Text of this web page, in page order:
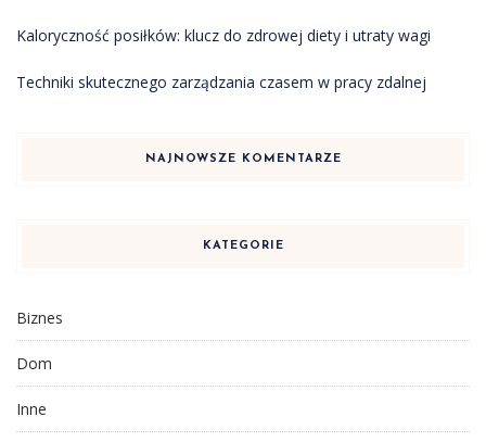
Kaloryczność posiłków: klucz do zdrowej diety i utraty wagi
Techniki skutecznego zarządzania czasem w pracy zdalnej
NAJNOWSZE KOMENTARZE
KATEGORIE
Biznes
Dom
Inne